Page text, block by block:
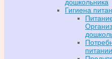
дошкольника
Гигиена
питании